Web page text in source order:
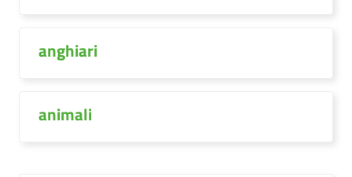
anghiari
animali